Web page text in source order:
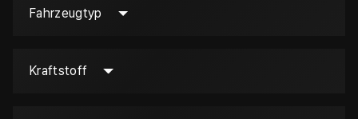
Fahrzeugtyp
Kraftstoff